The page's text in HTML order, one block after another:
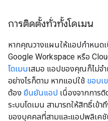
การติดตั้งทั่วทั้งโดเมน
หากคุณวางแผนให้แอปกำหนดเ
Google Workspace หรือ
โดเมนเสมอ แอปของคุณก็ไม่จ
อย่างไรก็ตาม หากแอปใช้ ขอบเ
ต้อง ยืนยันแอป เนื่องจากการ
ระบบโดเมน สามารถให้สิทธิ์เ
ของบุคคลที่สามและแอปพลิเค